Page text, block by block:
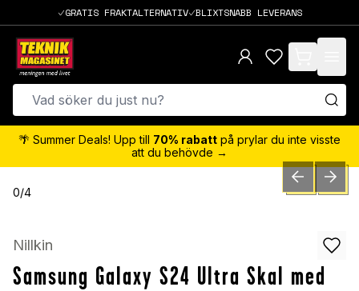
GRATIS FRAKTALTERNATIV BLIXTSNABB LEVERANS
items in cart,
🌴 Summer Deals! Upp till 70% rabatt på prylar du inte visste
att du behövde →
0/4 PREVIOUSNEXT
Nillkin
Samsung Galaxy S24 Ultra Skal med